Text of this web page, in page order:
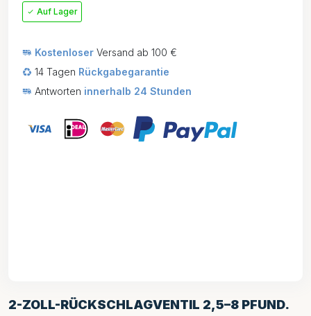
2-ZOLL-RÜCKSCHLAGVENTIL 2,5–8 PFUND.
Auf Lager
Kostenloser Versand ab 100 €
14 Tagen Rückgabegarantie
Antworten innerhalb 24 Stunden